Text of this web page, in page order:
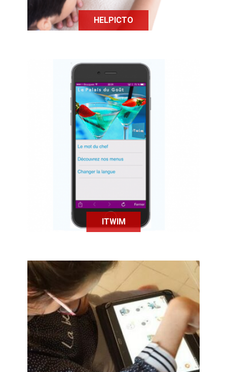
HELPICTO
ITWIM
L'application Itwim rend les menus
et les prix des restaurants
accessibles, grâce à des QR codes
et à un système de synthèse vocale.
L'application Je Veux s'adresse aux
personnes présentant des troubles
de la parole et qui souhaitent
exprimer plus facilement leurs
besoins.